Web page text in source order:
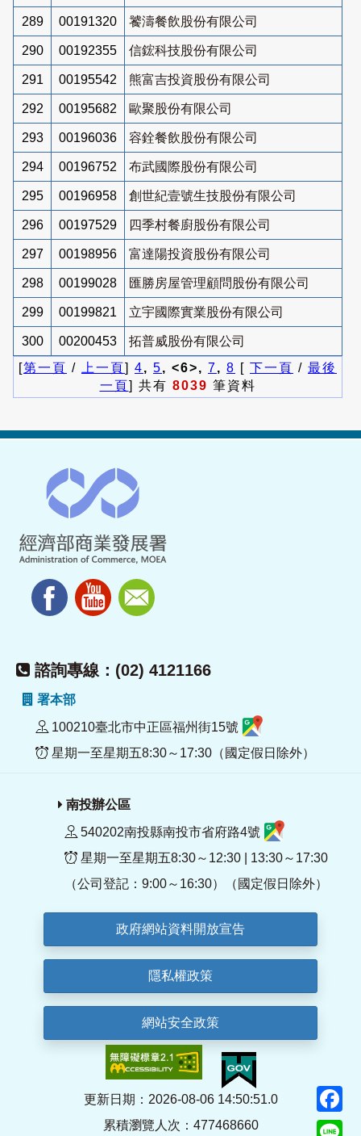
289 00191320 饕濤餐飲股份有限公司
290 00192355 信鋐科技股份有限公司
291 00195542 熊富吉投資股份有限公司
292 00195682 歐聚股份有限公司
293 00196036 容銓餐飲股份有限公司
294 00196752 布武國際股份有限公司
295 00196958 創世紀壹號生技股份有限公司
296 00197529 四季村餐廚股份有限公司
297 00198956 富達陽投資股份有限公司
298 00199028 匯勝房屋管理顧問股份有限公司
299 00199821 立宇國際實業股份有限公司
300 00200453
拓普威股份有限公司
[第一頁 / 上一頁] 4, 5, <6>, 7, 8 [ 下一頁 / 最後
一頁] 共有 8039 筆資料
諮詢專線：(02) 4121166
署本部
100210臺北市中正區福州街15號
星期一至星期五8:30～17:30（國定假日除外）
南投辦公區
540202南投縣南投市省府路4號
星期一至星期五8:30～12:30 | 13:30～17:30
（公司登記：9:00～16:30）（國定假日除外）
政府網站資料開放宣告
隱私權政策
網站安全政策
更新日期：2026-08-06 14:50:51.0
累積瀏覽人次：477468660